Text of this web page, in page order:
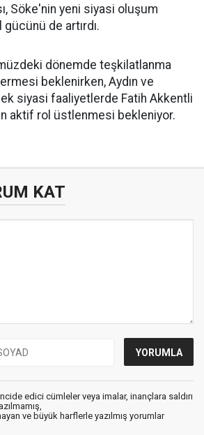
Söke'nin yeni siyasi oluşum
de artırdı.
dönemde teşkilatlanma
beklenirken, Aydın ve
siyasi faaliyetlerde Fatih Akkentli
aktif rol üstlenmesi bekleniyor.
KAT
edici cümleler veya imalar, inançlara saldırı
ve büyük harflerle yazılmış yorumlar